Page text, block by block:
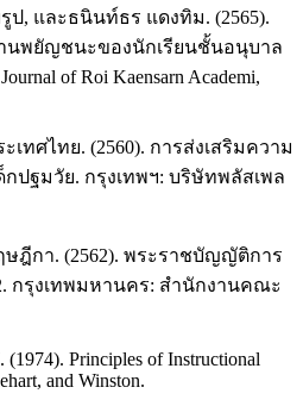
, และธนินท์ธร แดงทิม. (2565).
พยัญชนะของนักเรียนชั้นอนุบาล
of Roi Kaensarn Academi,
ทศไทย. (2560). การส่งเสริมความ
ปฐมวัย. กรุงเทพฯ: บริษัทพลัสเพล
ฎีกา. (2562). พระราชบัญญัติการ
กรุงเทพมหานคร: สำนักงานคณะ
Principles of Instructional
and Winston.